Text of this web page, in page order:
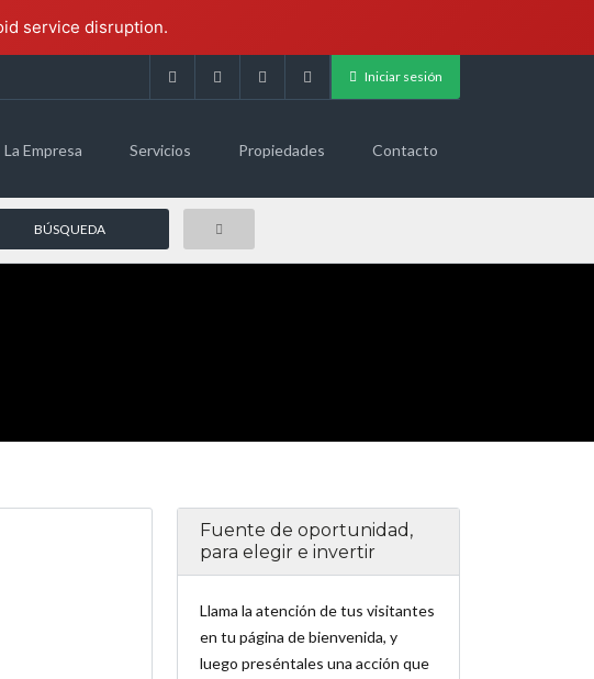
service disruption.
Iniciar sesión
La Empresa Servicios Propiedades Contacto
Fuente de oportunidad,
para elegir e invertir
Llama la atención de tus visitantes
en tu página de bienvenida, y
luego preséntales una acción que